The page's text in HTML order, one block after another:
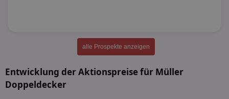
alle Prospekte anzeigen
Entwicklung der Aktionspreise für Müller
Doppeldecker